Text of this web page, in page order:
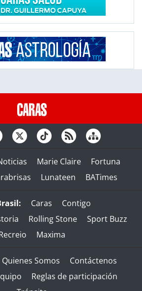
Marie Claire
Fortuna
Lunateen BATimes
Caras
Contigo
Rolling Stone
Sport Buzz
Maxima
Quienes Somos
Contáctenos
Reglas de participación